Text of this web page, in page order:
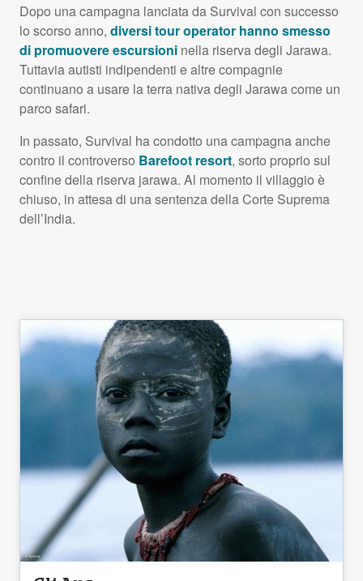
Dopo una campagna lanciata da Survival con successo
lo scorso anno, diversi tour operator hanno smesso
di promuovere escursioni nella riserva degli Jarawa.
Tuttavia autisti indipendenti e altre compagnie
continuano a usare la terra nativa degli Jarawa come un
parco safari.
In passato, Survival ha condotto una campagna anche
contro il controverso Barefoot resort, sorto proprio sul
confine della riserva jarawa. Al momento il villaggio è
chiuso, in attesa di una sentenza della Corte Suprema
dell’India.